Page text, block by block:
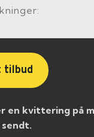
kvittering på